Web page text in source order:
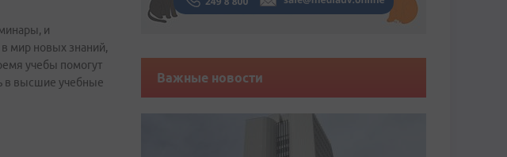
и
мир новых знаний,
учебы помогут
в высшие учебные
Важные новости